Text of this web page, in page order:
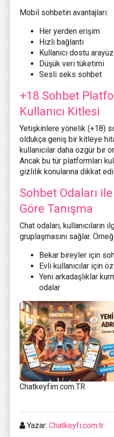
Mobil sohbetin avantajları:
Her yerden erişim
Hızlı bağlantı
Kullanıcı dostu arayüz
Düşük veri tüketimi
Sesli seks sohbet
+18 Sohbet
Kullanıcı Kitlesi
Yetişkinlere yönelik (+18)
oldukça geniş bir kitleye
kullanıcılar daha özgür bir
Ancak bu tür platformları
gizlilik konularına dikkat
Sohbet Odaları
Göre Tanışma
Chat odaları, kullanıcıların
gruplaşmasını sağlar.
Bekar bireyler için
Evli kullanıcılar için
Yeni arkadaşlıklar
odalar
Chatkeyfim.com.TR
Yazar: Chatkeyfi.com.tr